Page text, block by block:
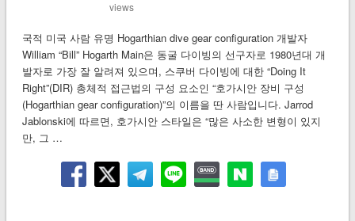
views
국적 미국 사람 유명 Hogarthian dive gear configuration 개발자
William “Bill” Hogarth Main은 동굴 다이빙의 선구자로 1980년대 개
발자로 가장 잘 알려져 있으며, 스쿠버 다이빙에 대한 “Doing It
Right”(DIR) 총체적 접근법의 구성 요소인 “호가시안 장비 구성
(Hogarthian gear configuration)”의 이름을 딴 사람입니다. Jarrod
Jablonski에 따르면, 호가시안 스타일은 “많은 사소한 변형이 있지
만, 그 …